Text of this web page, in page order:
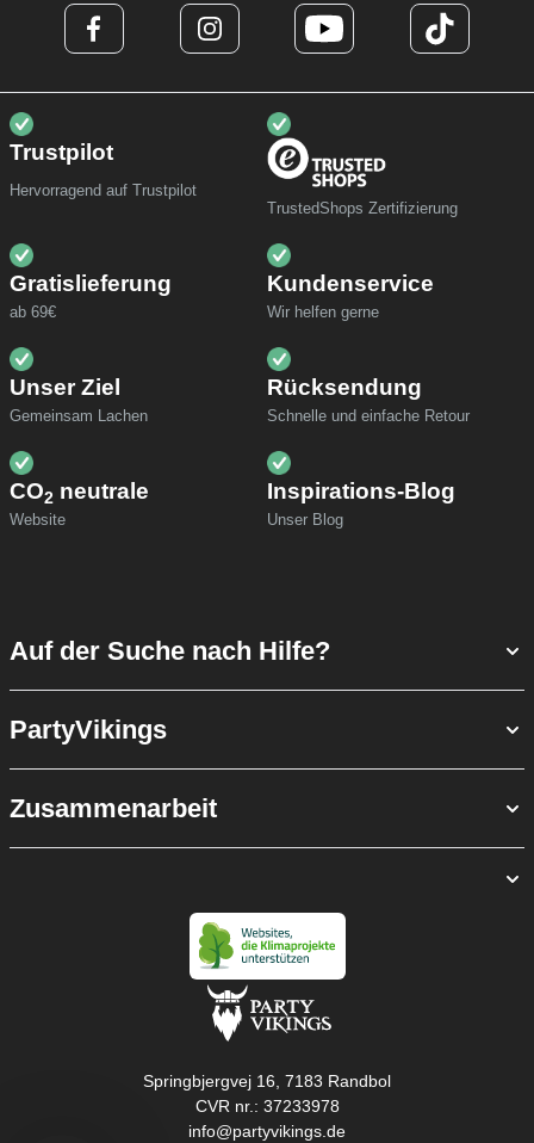
Trustpilot
Hervorragend auf Trustpilot
TrustedShops Zertifizierung
Gratislieferung
ab 69€
Kundenservice
Wir helfen gerne
Unser Ziel
Gemeinsam Lachen
Rücksendung
Schnelle und einfache Retour
CO2 neutrale
Website
Inspirations-Blog
Unser Blog
Auf der Suche nach Hilfe?
PartyVikings
Zusammenarbeit
Springbjergvej 16, 7183 Randbol
CVR nr.: 37233978
info@partyvikings.de